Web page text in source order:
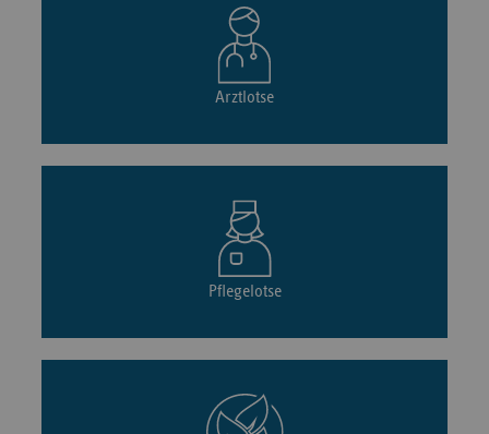
Arztlotse
Pflegelotse